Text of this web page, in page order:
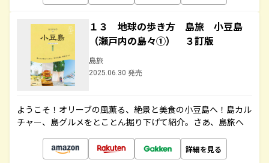
１３ 地球の歩き方 島旅 小豆島
（瀬戸内の島々①） ３訂版
島旅
2025.06.30 発売
ようこそ！オリーブの風薫る、絶景と美食の小豆島へ！島カル
チャー、島グルメをとことん掘り下げて紹介。さあ、島旅へ
詳細を見る